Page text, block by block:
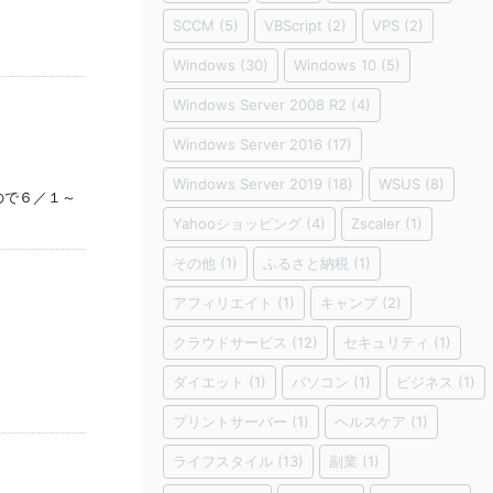
６／１～
SCCM (5) VBScript (2) VPS (2)
Windows (30) Windows 10 (5)
Windows Server 2008 R2 (4)
Windows Server 2016 (17)
Windows Server 2019 (18) WSUS (8)
Yahooショッピング (4) Zscaler (1)
その他 (1) ふるさと納税 (1)
アフィリエイト (1) キャンプ (2)
クラウドサービス (12) セキュリティ (1)
ダイエット (1) パソコン (1) ビジネス (1)
プリントサーバー (1) ヘルスケア (1)
ライフスタイル (13) 副業 (1)